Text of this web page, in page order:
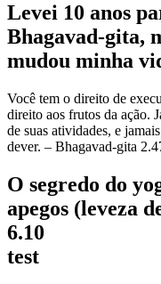
Levei 10 anos
Bhagavad-gita,
mudou minha
Você tem o direito de
direito aos frutos da ação.
de suas atividades, e
dever. – Bhagavad-gita
O segredo do
apegos (leveza
6.10
test